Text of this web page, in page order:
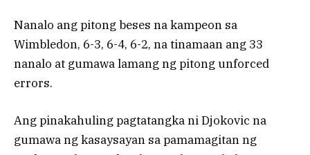
Nanalo ang pitong beses na kampeon sa
Wimbledon, 6-3, 6-4, 6-2, na tinamaan ang 33
nanalo at gumawa lamang ng pitong unforced
errors.
Ang pinakahuling pagtatangka ni Djokovic na
gumawa ng kasaysayan sa pamamagitan ng